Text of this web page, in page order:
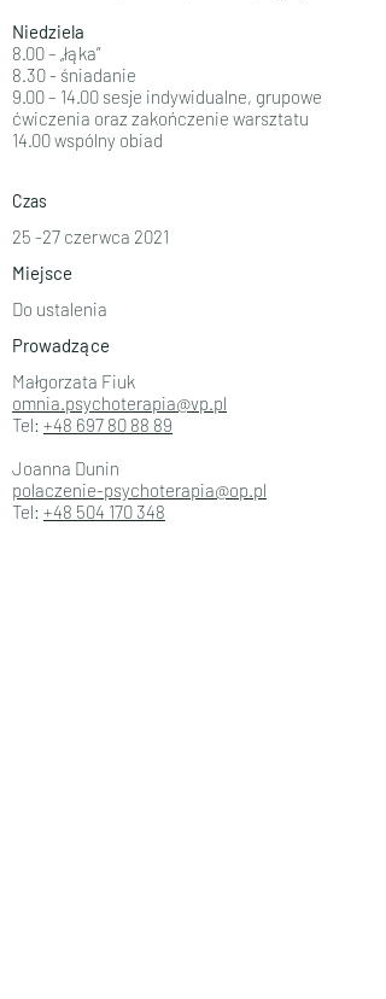
Niedziela
8.00 – „łąka”
8.30 - śniadanie
9.00 – 14.00 sesje indywidualne, grupowe
ćwiczenia oraz zakończenie warsztatu
14.00 wspólny obiad
Czas
25 -27 czerwca 2021
Miejsce
Do ustalenia
Prowadzące
Małgorzata Fiuk
omnia.psychoterapia@vp.pl
Tel: +48 697 80 88 89
Joanna Dunin
polaczenie-psychoterapia@op.pl
Tel: +48 504 170 348